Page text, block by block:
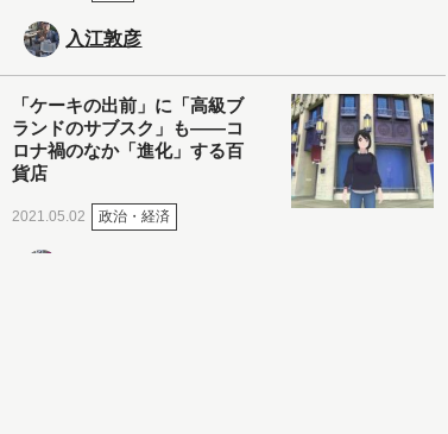
入江敦彦
「ケーキの出前」に「高級ブ
ランドのサブスク」も――コ
ロナ禍のなか「進化」する百
貨店
2021.05.02 政治・経済